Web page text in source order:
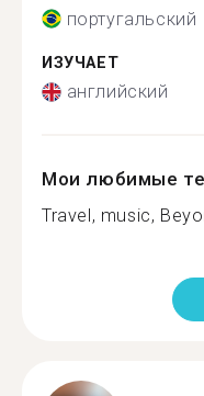
португальский
ИЗУЧАЕТ
английский
Мои любимые
Travel, music,